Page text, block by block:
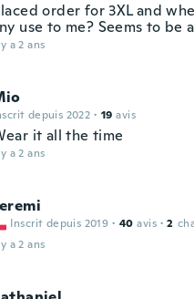
order for 3XL and
use to me? Seems to be
a 2 ans
depuis 2022 · 19 avis
it all the time
a 2 ans
Inscrit depuis 2019 · 40 avis · 2
a 2 ans